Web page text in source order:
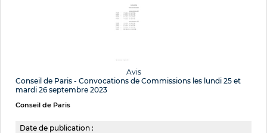
Avis
Conseil de Paris - Convocations de Commissions les lundi 25 et
mardi 26 septembre 2023
Conseil de Paris
Date de publication :